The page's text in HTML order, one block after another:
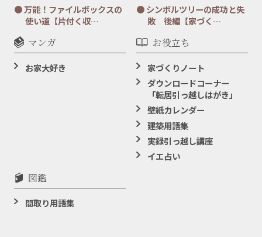
万能！ファイルボックスの
使い道【片付く収…
シンボルツリーの成功と失
敗 後編【家づく…
マンガ
お家大好き
お役立ち
家づくりノート
ダウンロードコーナー
「転居引っ越しはがき」
壁紙カレンダー
建築用語集
実録引っ越し講座
イエ占い
図鑑
間取り用語集